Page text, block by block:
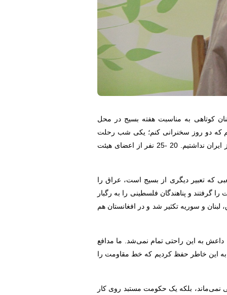
ابوالحسن نواب ریاست دانشگاه ادیان و مذاهب روز چهارشنبه هفتم آذرماه 1397 در سخنان کوتاهی به مناسبت هفته بسیج در محل
که دو روز سخنرانی کنم؛ یکی شب رحلت
امام و دیگری روز بسیج. چون این دو روز در تاریخ ایران بسیار حساس هستند. واقع این است که اگر بسیج نداشتیم، امروز ایران نداشتیم. 20 -25 نفر از اعضای هیئت
که تعبیر دیگری از بسیج است، عراق را
گرفتند و پناهندگان فلسطینی را به رگبار
لبنان و سوریه تکثیر شد و در افغانستان هم
داعش به این راحتی تمام نمی‌شد. ما مدافع
به این خاطر حفظ کردیم که خط مقاومت را
بلکه یک حکومت مستبد روی کار